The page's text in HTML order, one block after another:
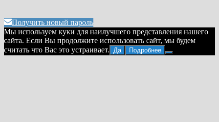
Получить новый пароль
Мы используем куки для наилучшего представления нашего
сайта. Если Вы продолжите использовать сайт, мы будем
считать что Вас это устраивает.
Да Подробнее